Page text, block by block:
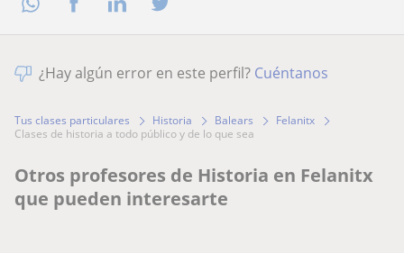
¿Hay algún error en este perfil? Cuéntanos
Tus clases particulares Historia Balears
Felanitx
clases de historia a todo público y de lo que sea
Otros profesores de Historia en Felanitx
que pueden interesarte